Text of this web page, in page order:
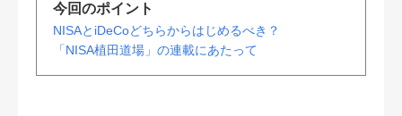
今回のポイント
NISAとiDeCoどちらからはじめるべき？
「NISA植田道場」の連載にあたって